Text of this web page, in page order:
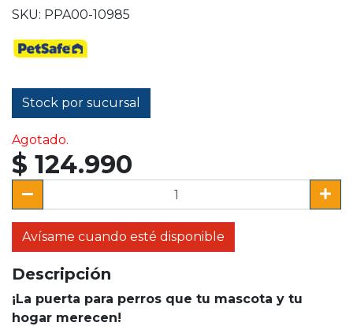
SKU: PPA00-10985
Stock por sucursal
Agotado.
$ 124.990
Avísame cuando esté disponible
Descripción
¡La puerta para perros que tu mascota y tu
hogar merecen!